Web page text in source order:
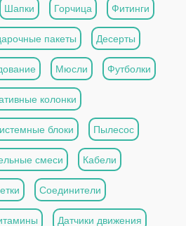
Шапки Горчица Фитинги
пакеты Десерты
Мюсли Футболки
колонки
блоки Пылесос
смеси Кабели
Соединители
Датчики движения